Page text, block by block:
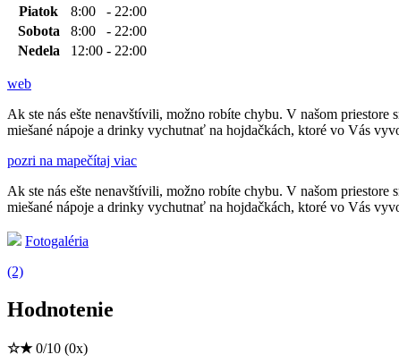
Piatok
8:00 - 22:00
Sobota
8:00 - 22:00
Nedela
12:00 - 22:00
web
Ak ste nás ešte nenavštívili, možno robíte chybu. V našom
miešané nápoje a drinky vychutnať na hojdačkách, ktoré vo Vás
pozri na mapečítaj viac
Ak ste nás ešte nenavštívili, možno robíte chybu. V našom
miešané nápoje a drinky vychutnať na hojdačkách, ktoré vo Vás
Fotogaléria
(2)
Hodnotenie
☆★0/10 (0x)